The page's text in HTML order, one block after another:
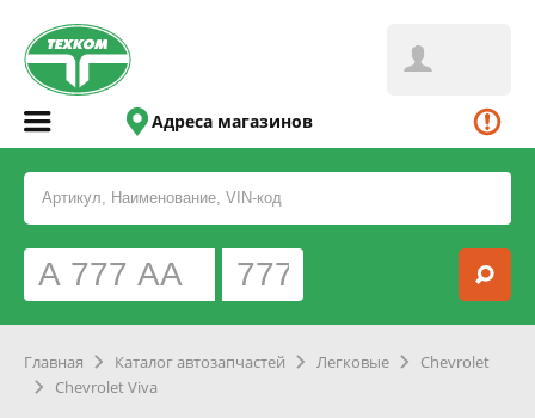
Адреса магазинов
Главная Каталог автозапчастей Легковые
Chevrolet
Chevrolet Viva